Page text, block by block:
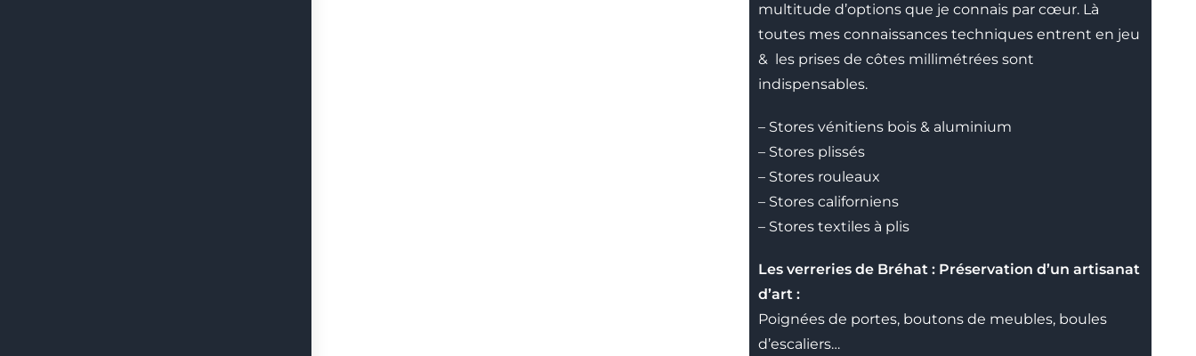
multitude d’options que je connais par cœur. Là
toutes mes connaissances techniques entrent en jeu
& les prises de côtes millimétrées sont
indispensables.
– Stores vénitiens bois & aluminium
– Stores plissés
– Stores rouleaux
– Stores californiens
– Stores textiles à plis
Les verreries de Bréhat : Préservation d’un artisanat
d’art :
Poignées de portes, boutons de meubles, boules
d’escaliers…